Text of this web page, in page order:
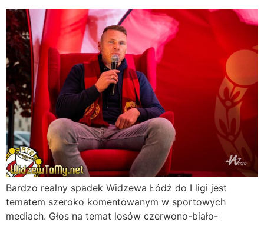
Bardzo realny spadek Widzewa Łódź do I ligi jest
tematem szeroko komentowanym w sportowych
mediach. Głos na temat losów czerwono-biało-